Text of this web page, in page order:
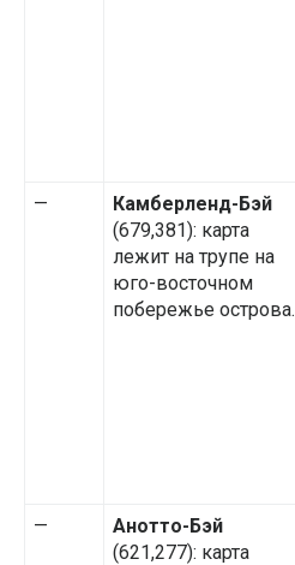
—
Камберленд-Бэй
(679,381): карта
лежит на трупе на
юго-восточном
побережье острова.
—
Анотто-Бэй
(621,277): карта